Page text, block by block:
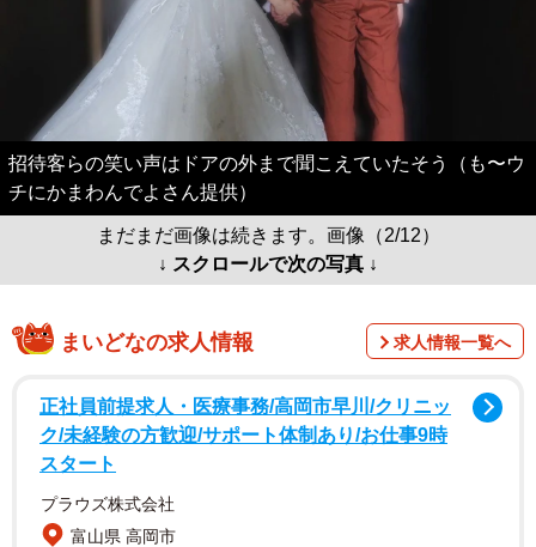
招待客らの笑い声はドアの外まで聞こえていたそう（も〜ウ
チにかまわんでよさん提供）
まだまだ画像は続きます。画像（2/12）
↓ スクロールで次の写真 ↓
まいどなの求人情報 求人情報一覧へ
正社員前提求人・医療事務/高岡市早川/クリニッ
ク/未経験の方歓迎/サポート体制あり/お仕事9時
スタート
プラウズ株式会社
富山県 高岡市